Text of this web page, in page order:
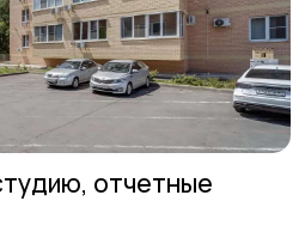
Аренда дома
посуточно
отчетные